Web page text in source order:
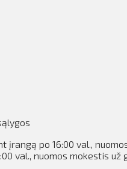
įrangą po 16:00 val.,
val., nuomos mokestis